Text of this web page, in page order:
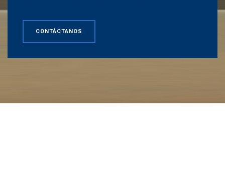
CONTÁCTANOS